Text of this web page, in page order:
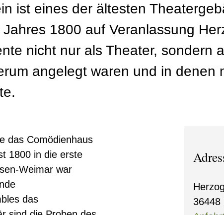
ist eines der ältesten
1800 auf Veranlassung
nicht nur als Theater, sondern
angelegt waren und in denen
das Comödienhaus
1800 in die erste
Weimar war
das
36448